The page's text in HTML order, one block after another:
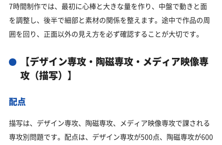
7時間制作では、最初に心棒と大きな量を作り、中盤で動きと面
を調整し、後半で細部と素材の関係を整えます。途中で作品の周
囲を回り、正面以外の見え方を必ず確認することが大切です。
【デザイン専攻・陶磁専攻・メディア映像専
攻（描写）】
配点
描写は、デザイン専攻、陶磁専攻、メディア映像専攻で課される
専攻別問題です。配点は、デザイン専攻が500点、陶磁専攻が600